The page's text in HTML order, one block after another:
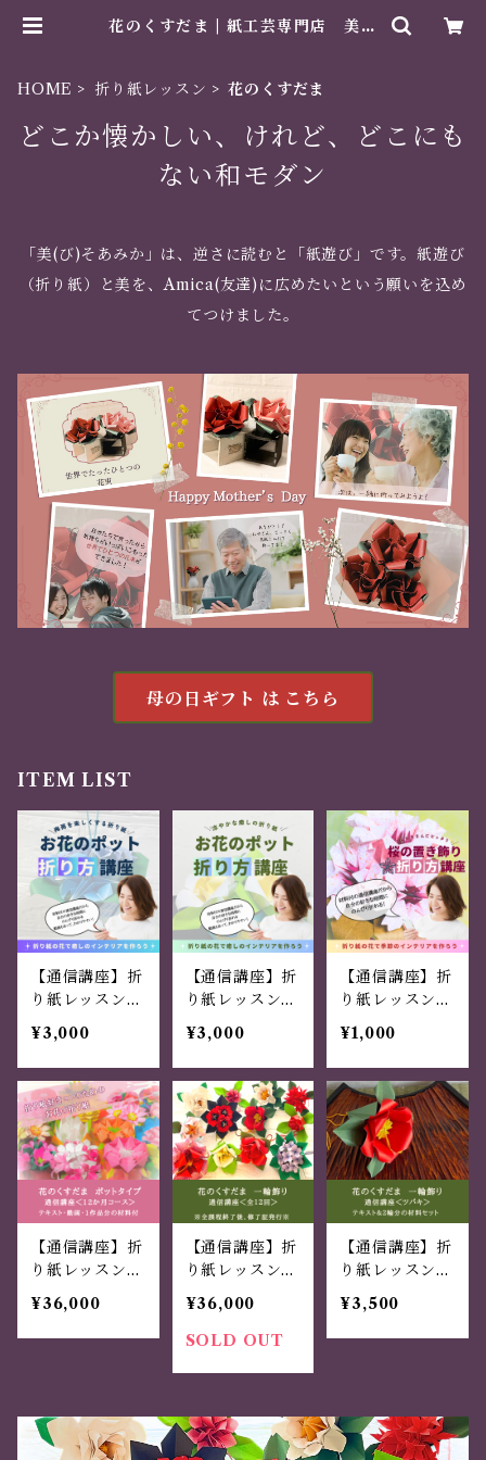
花のくすだま | 紙工芸専門店 美そ
HOME 折り紙レッスン 花のくすだま
どこか懐かしい、けれど、どこにも
ない和モダン
「美(び)そあみか」は、逆さに読むと「紙遊び」です。紙遊び
（折り紙）と美を、Amica(友達)に広めたいという願いを込め
てつけました。
母の日ギフト は こちら
ITEM LIST
【通信講座】折
り紙レッスン
梅雨の癒し
「八重紫陽花の
吊るし飾り」
¥3,000
【通信講座】折
り紙レッスン
夏にピッタ
リ！涼やかな
「柿の花の置き
飾り」
¥3,000
【通信講座】折
り紙レッスン
桜の置き飾り
¥1,000
【通信講座】折
り紙レッスン
花のくすだま
ポット飾り（修
了証つき）
¥36,000
【通信講座】折
り紙レッスン
花のくすだま
一輪飾り（修了
証つき）
¥36,000
SOLD OUT
【通信講座】折
り紙レッスン
花のくすだま
ツバキの一輪飾
り
¥3,500